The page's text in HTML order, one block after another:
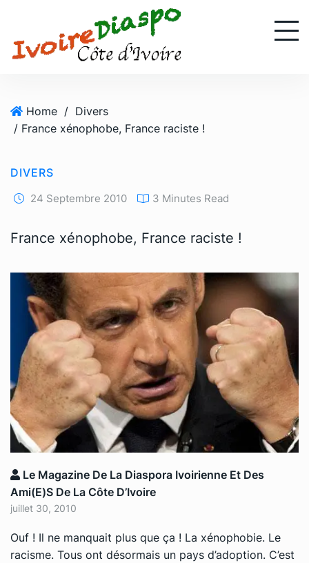
Home / Divers
/ France xénophobe, France raciste !
DIVERS
24 Septembre 2010 3 Minutes Read
France xénophobe, France raciste !
Le Magazine De La Diaspora Ivoirienne Et Des
Ami(e)s De La Côte D’Ivoire
juillet 30, 2010
Ouf ! Il ne manquait plus que ça ! La xénophobie. Le
racisme. Tous ont désormais un pays d’adoption. C’est